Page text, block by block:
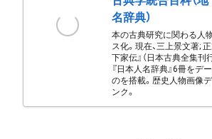
名辞典）
本の古典研究に関わる人
ス化。現在、三上景文著;
下家伝』（日本古典全集刊
『日本人名辞典』6冊をデ
のを搭載。歴史人物画像
ンク。